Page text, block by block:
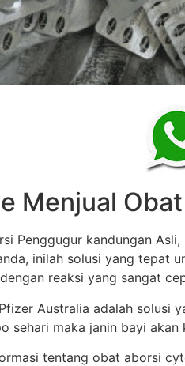
Menjual
Penggugur kandungan
inilah solusi yang tepat
reaksi yang sangat
Australia adalah solusi
sehari maka janin bayi
tentang obat aborsi